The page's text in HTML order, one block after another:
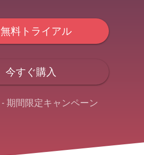
無料トライアル
今すぐ購入
- 期間限定キャンペーン